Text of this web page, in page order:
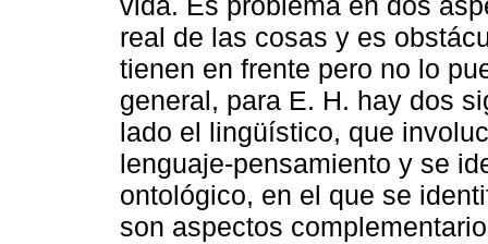
real de las cosas y es
tienen en frente pero no lo
general, para E. H. hay dos
lado el lingüístico, que
lenguaje-pensamiento y se
ontológico, en el que se
son aspectos